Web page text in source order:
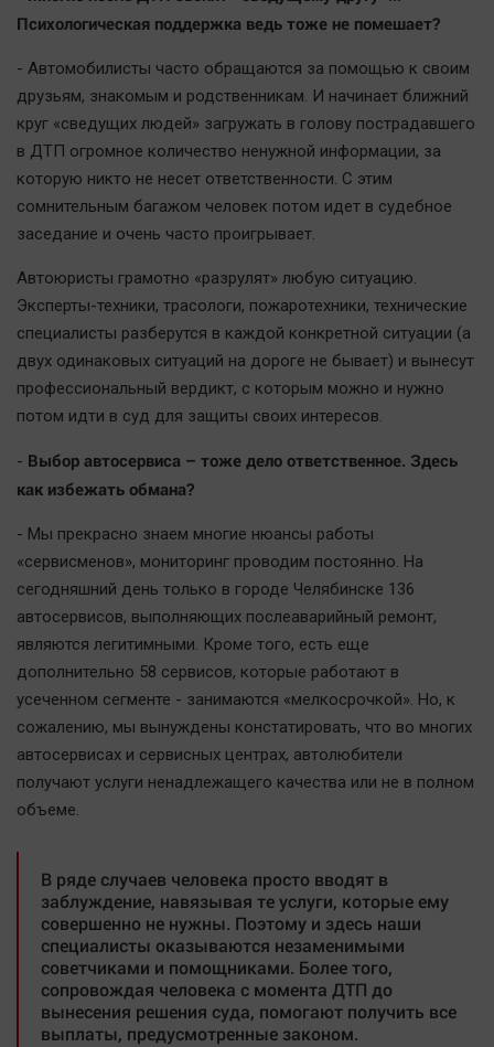
Психологическая поддержка ведь тоже не помешает?
- Автомобилисты часто обращаются за помощью к своим
друзьям, знакомым и родственникам. И начинает ближний
круг «сведущих людей» загружать в голову пострадавшего
в ДТП огромное количество ненужной информации, за
которую никто не несет ответственности. С этим
сомнительным багажом человек потом идет в судебное
заседание и очень часто проигрывает.
Автоюристы грамотно «разрулят» любую ситуацию.
Эксперты-техники, трасологи, пожаротехники, технические
специалисты разберутся в каждой конкретной ситуации (а
двух одинаковых ситуаций на дороге не бывает) и вынесут
профессиональный вердикт, с которым можно и нужно
потом идти в суд для защиты своих интересов.
- Выбор автосервиса – тоже дело ответственное. Здесь
как избежать обмана?
- Мы прекрасно знаем многие нюансы работы
«сервисменов», мониторинг проводим постоянно. На
сегодняшний день только в городе Челябинске 136
автосервисов, выполняющих послеаварийный ремонт,
являются легитимными. Кроме того, есть еще
дополнительно 58 сервисов, которые работают в
усеченном сегменте - занимаются «мелкосрочкой». Но, к
сожалению, мы вынуждены констатировать, что во многих
автосервисах и сервисных центрах, автолюбители
получают услуги ненадлежащего качества или не в полном
объеме.
В ряде случаев человека просто вводят в
заблуждение, навязывая те услуги, которые ему
совершенно не нужны. Поэтому и здесь наши
специалисты оказываются незаменимыми
советчиками и помощниками. Более того,
сопровождая человека с момента ДТП до
вынесения решения суда, помогают получить все
выплаты, предусмотренные законом.